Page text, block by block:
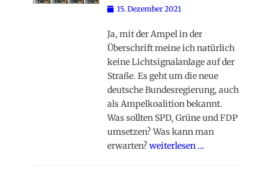
Posted
15. Dezember 2021
Ja, mit der Ampel in der
Überschrift meine ich natürlich
keine Lichtsignalanlage auf der
Straße. Es geht um die neue
deutsche Bundesregierung, auch
als Ampelkoalition bekannt.
Was sollten SPD, Grüne und FDP
umsetzen? Was kann man
erwarten?weiterlesen …